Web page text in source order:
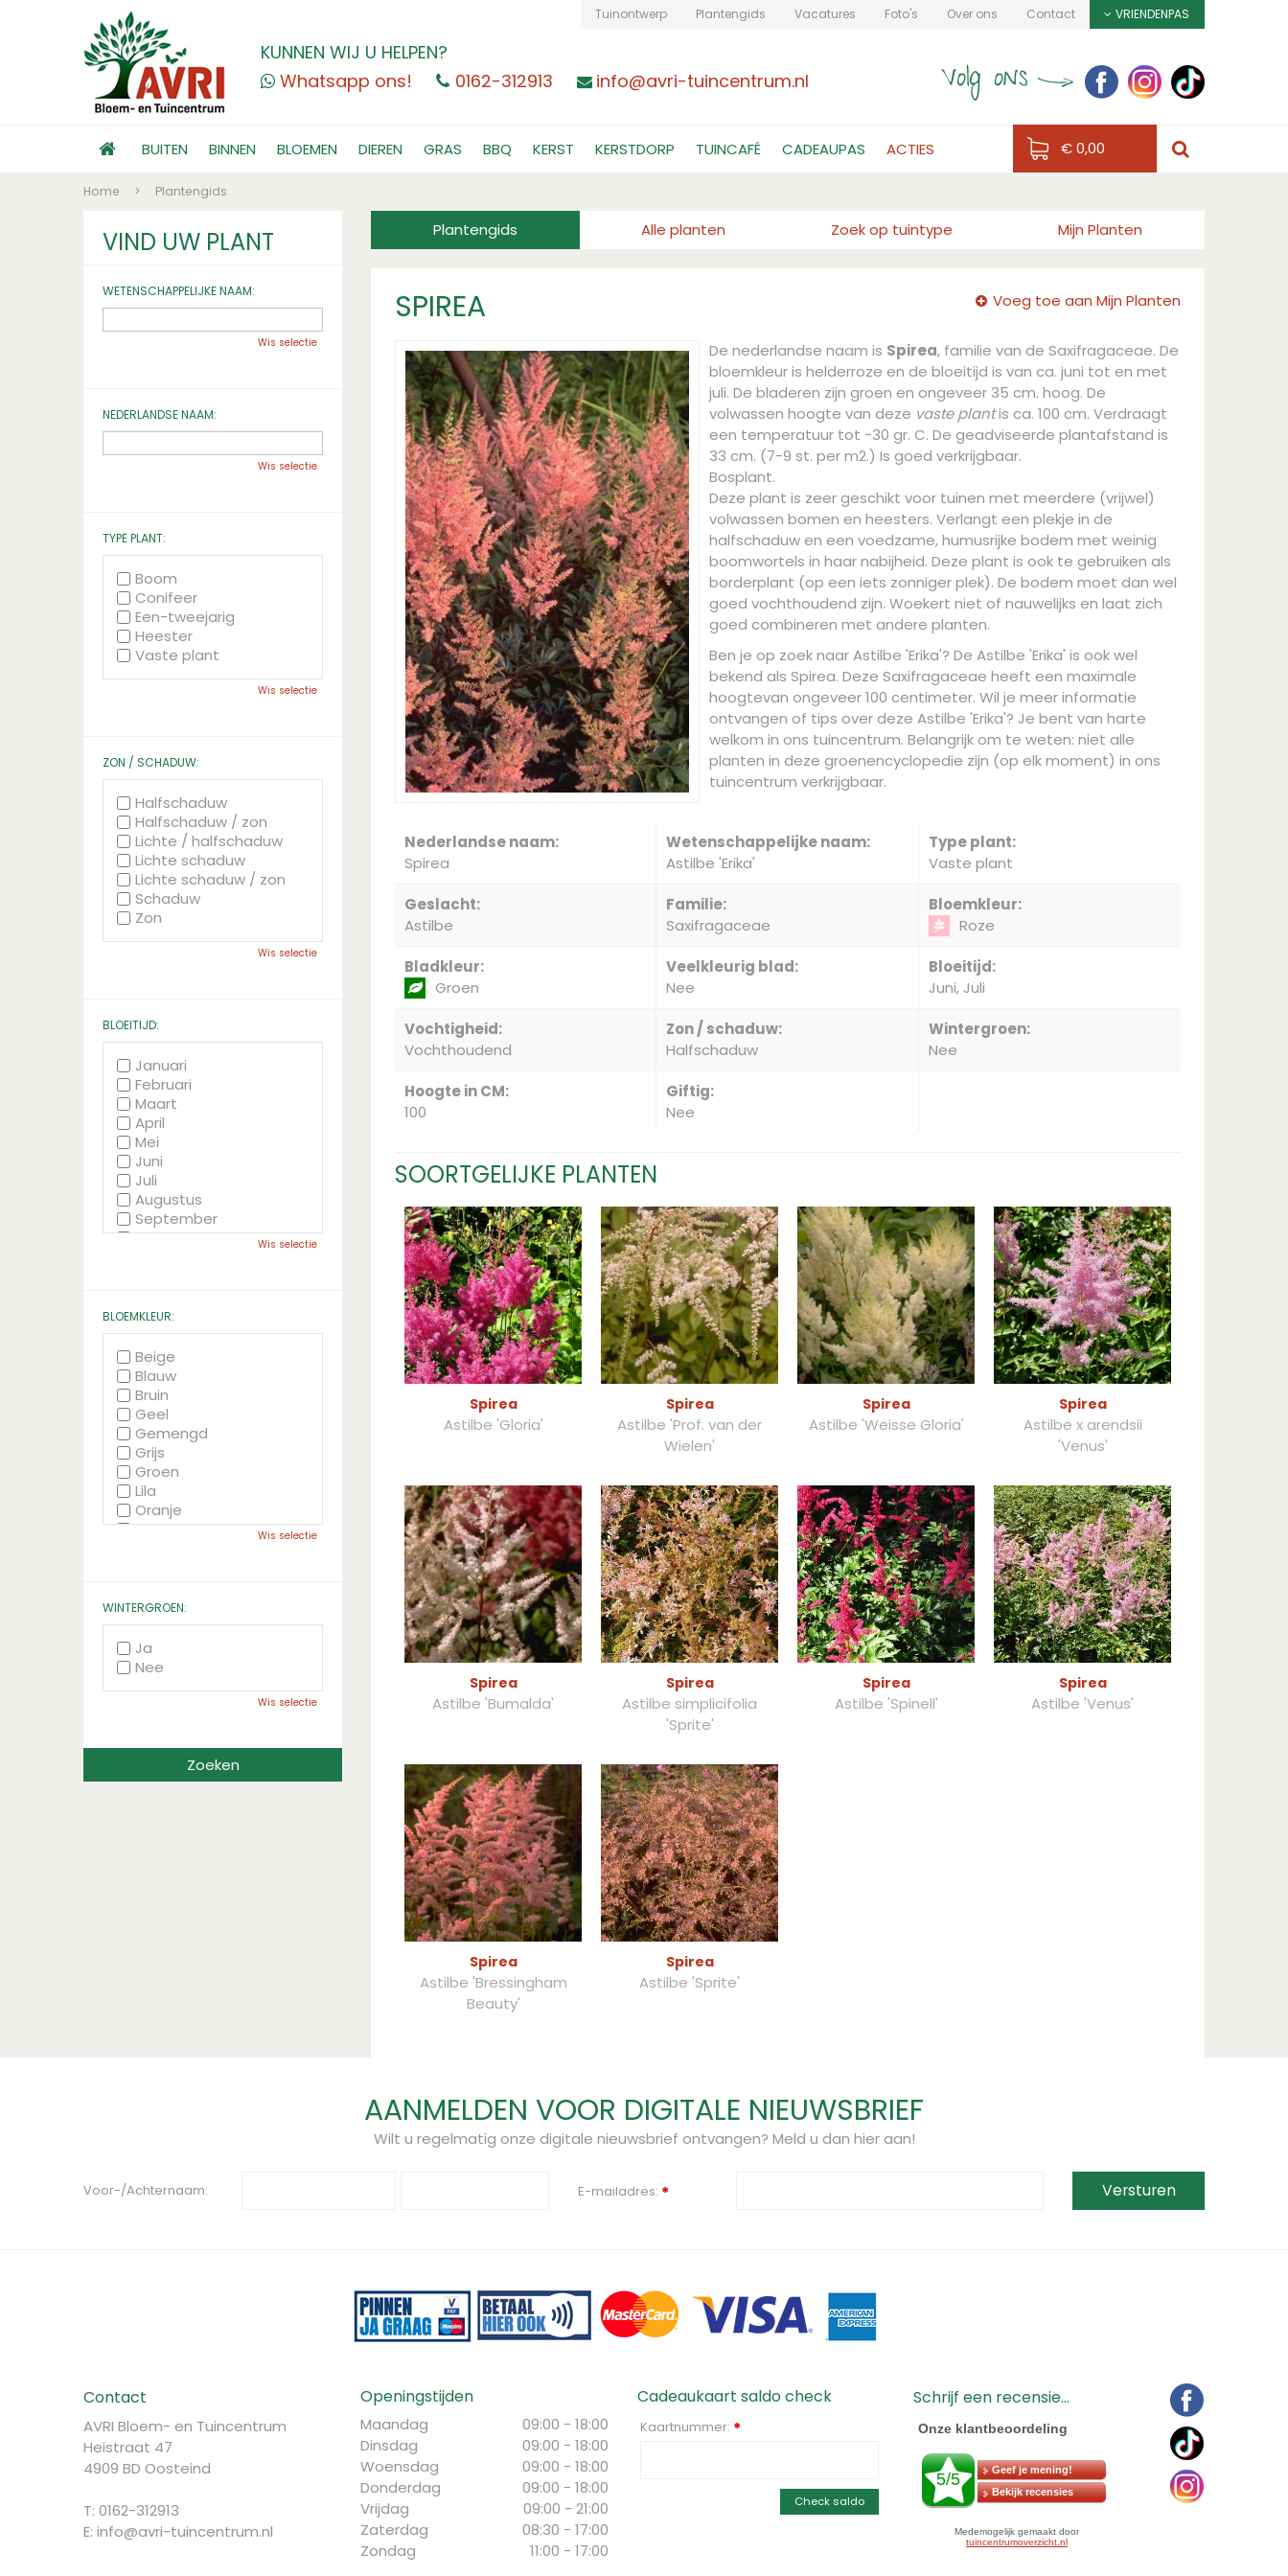
Home > Plantengids
KUNNEN WIJ U HELPEN?
Whatsapp ons!
0162-312913 info@avri-tuincentrum.nl
Tuinontwerp Plantengids Vacatures Foto's Over ons Contact VRIENDENPAS
BUITEN BINNEN BLOEMEN DIEREN GRAS BBQ KERST KERSTDORP TUINCAFÉ CADEAUPAS ACTIES € 0,00
Plantengids Alle planten Zoek op tuintype Mijn Planten
SPIREA Voeg toe aan Mijn Planten
De nederlandse naam is Spirea, familie van de Saxifragaceae. De
bloemkleur is helderroze en de bloeitijd is van ca. juni tot en met
juli. De bladeren zijn groen en ongeveer 35 cm. hoog. De
volwassen hoogte van deze vaste plantis ca. 100 cm. Verdraagt
een temperatuur tot -30 gr. C. De geadviseerde plantafstand is
33 cm. (7-9 st. per m2.) Is goed verkrijgbaar.
Bosplant.
Deze plant is zeer geschikt voor tuinen met meerdere (vrijwel)
volwassen bomen en heesters. Verlangt een plekje in de
halfschaduw en een voedzame, humusrijke bodem met weinig
boomwortels in haar nabijheid. Deze plant is ook te gebruiken als
borderplant (op een iets zonniger plek). De bodem moet dan wel
goed vochthoudend zijn. Woekert niet of nauwelijks en laat zich
goed combineren met andere planten.
Ben je op zoek naar Astilbe 'Erika'? De Astilbe 'Erika' is ook wel
bekend als Spirea. Deze Saxifragaceae heeft een maximale
hoogtevan ongeveer 100 centimeter. Wil je meer informatie
ontvangen of tips over deze Astilbe 'Erika'? Je bent van harte
welkom in ons tuincentrum. Belangrijk om te weten: niet alle
planten in deze groenencyclopedie zijn (op elk moment) in ons
tuincentrum verkrijgbaar.
Nederlandse naam:
Spirea
Wetenschappelijke naam:
Astilbe 'Erika'
Type plant:
Vaste plant
Geslacht:
Astilbe
Familie:
Saxifragaceae
Bloemkleur:
Roze
Bladkleur:
Groen
Veelkleurig blad:
Nee
Bloeitijd:
Juni, Juli
Vochtigheid:
Vochthoudend
Zon / schaduw:
Halfschaduw
Wintergroen:
Nee
Hoogte in CM:
100
Giftig:
Nee
SOORTGELIJKE PLANTEN
Spirea
Astilbe 'Gloria'
Spirea
Astilbe 'Prof. van der
Wielen'
Spirea
Astilbe 'Weisse Gloria'
Spirea
Astilbe x arendsii
'Venus'
Spirea
Astilbe 'Bumalda'
Spirea
Astilbe simplicifolia
'Sprite'
Spirea
Astilbe 'Spinell'
Spirea
Astilbe 'Venus'
Spirea
Astilbe 'Bressingham
Beauty'
Spirea
Astilbe 'Sprite'
VIND UW PLANT
WETENSCHAPPELIJKE NAAM:
Wis selectie
NEDERLANDSE NAAM:
Wis selectie
TYPE PLANT:
Boom
Conifeer
Een-tweejarig
Heester
Vaste plant
Wis selectie
ZON / SCHADUW:
Halfschaduw
Halfschaduw / zon
Lichte / halfschaduw
Lichte schaduw
Lichte schaduw / zon
Schaduw
Zon
Wis selectie
BLOEITIJD:
Januari
Februari
Maart
April
Mei
Juni
Juli
Augustus
September
Oktober
Wis selectie
BLOEMKLEUR:
Beige
Blauw
Bruin
Geel
Gemengd
Grijs
Groen
Lila
Oranje
Paars
Zwart
Wis selectie
WINTERGROEN:
Ja
Nee
Wis selectie
AANMELDEN VOOR DIGITALE NIEUWSBRIEF
Wilt u regelmatig onze digitale nieuwsbrief ontvangen? Meld u dan hier aan!
Voor-/Achternaam: E-mailadres: *
Contact
AVRI Bloem- en Tuincentrum
Heistraat 47
4909 BD Oosteind
T: 0162-312913
E: info@avri-tuincentrum.nl
Openingstijden
Maandag
09:00 - 18:00
Dinsdag
09:00 - 18:00
Woensdag
09:00 - 18:00
Donderdag
09:00 - 18:00
Vrijdag
09:00 - 21:00
Zaterdag
08:30 - 17:00
Zondag
11:00 - 17:00
Cadeaukaart saldo check
Kaartnummer: *
Check saldo
Schrijf een recensie...